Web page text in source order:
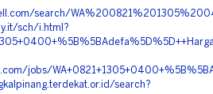
search/
sch/i.html?
jobs/
search?